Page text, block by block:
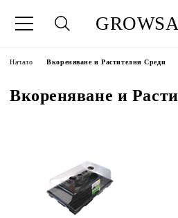
Начало Вкореняване и Растителни Среди
Вкореняване и